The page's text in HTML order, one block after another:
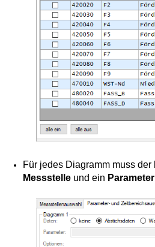
Für jedes Diagramm muss der
Messstelle und ein Parameter